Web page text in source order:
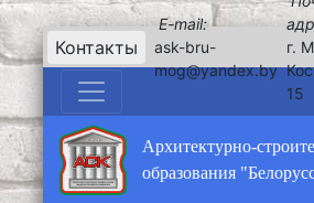
Контакты
E-mail:
ask-bru-
mog@yandex.by
г.
15
Архитектурно-
образования